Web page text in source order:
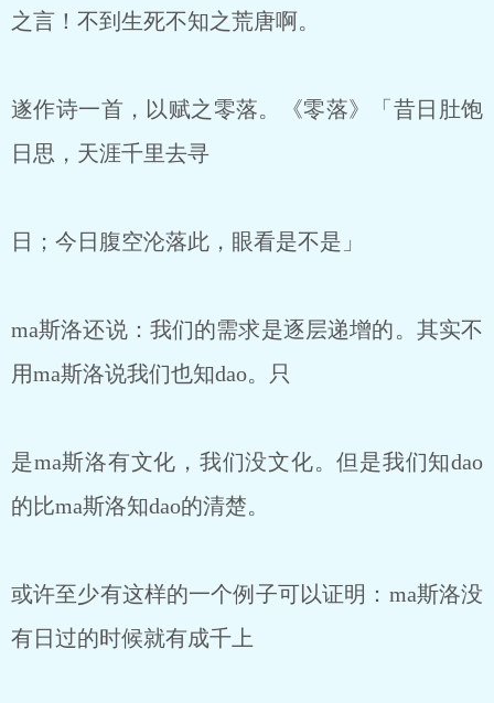
之言！不到生死不知之荒唐啊。
遂作诗一首，以赋之零落。《零落》「昔日肚饱
日思，天涯千里去寻
日；今日腹空沦落此，眼看是不是」
ma斯洛还说：我们的需求是逐层递增的。其实不
用ma斯洛说我们也知dao。只
是ma斯洛有文化，我们没文化。但是我们知dao
的比ma斯洛知dao的清楚。
或许至少有这样的一个例子可以证明：ma斯洛没
有日过的时候就有成千上